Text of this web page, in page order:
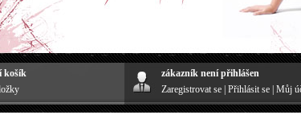
košík
zákazník není přihlášen
Zaregistrovat se Přihlásit se Můj